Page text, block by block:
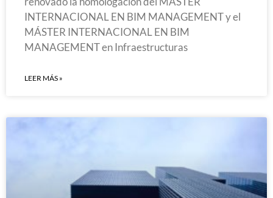
INTERNACIONAL EN BIM MANAGEMENT y el
MÁSTER INTERNACIONAL EN BIM
MANAGEMENT en Infraestructuras
LEER MÁS »